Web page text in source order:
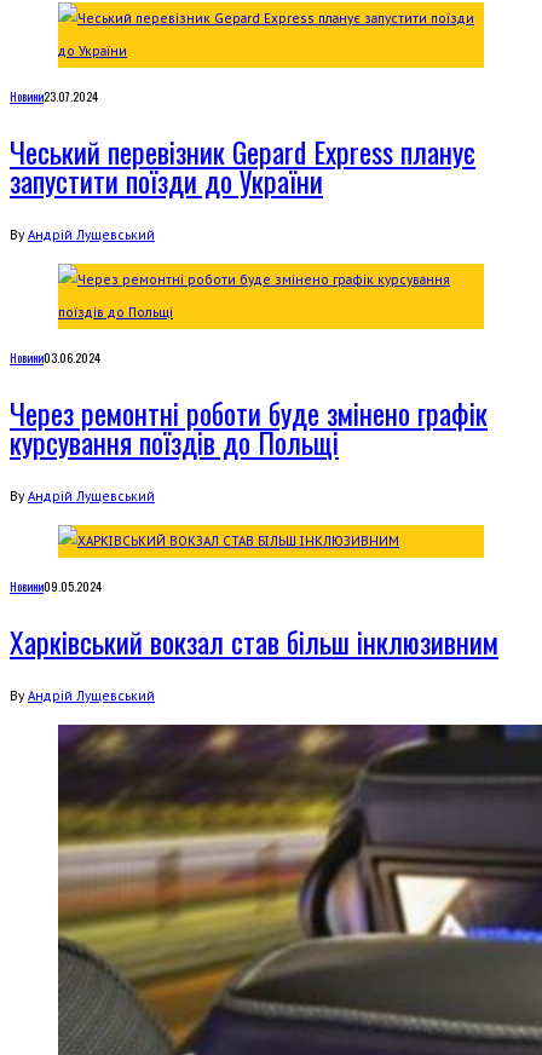
Новини23.07.2024
Чеський перевізник Gepard Express планує
запустити поїзди до України
By Андрій Лущевський
Новини03.06.2024
Через ремонтні роботи буде змінено графік
курсування поїздів до Польщі
By Андрій Лущевський
Новини09.05.2024
Харківський вокзал став більш інклюзивним
By Андрій Лущевський